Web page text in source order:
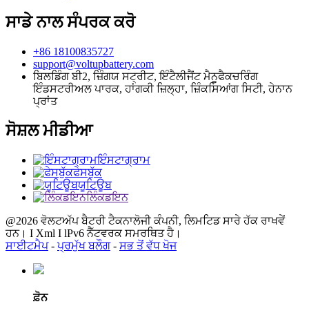
ਸਾਡੇ ਨਾਲ ਸੰਪਰਕ ਕਰੋ
+86 18100835727
support@voltupbattery.com
ਬਿਲਡਿੰਗ ਬੀ2, ਜ਼ਿੰਗਯ ਸਟ੍ਰੀਟ, ਇੰਟੈਲੀਜੈਂਟ ਮੈਨੂਫੈਕਚਰਿੰਗ
ਇੰਡਸਟਰੀਅਲ ਪਾਰਕ, ​​ਹਾਂਗਕੀ ਜ਼ਿਲ੍ਹਾ, ਜ਼ਿੰਕਸਿਆਂਗ ਸਿਟੀ, ਹੇਨਾਨ
ਪ੍ਰਾਂਤ
ਸੋਸ਼ਲ ਮੀਡੀਆ
ਇੰਸਟਾਗ੍ਰਾਮ
ਫੇਸਬੁੱਕ
ਯੂਟਿਊਬ
ਲਿੰਕਡਇਨ
@2026 ਵੋਲਟਅੱਪ ਬੈਟਰੀ ਟੈਕਨਾਲੋਜੀ ਕੰਪਨੀ, ਲਿਮਟਿਡ ਸਾਰੇ ਹੱਕ ਰਾਖਵੇਂ
ਹਨ। I Xml I lPv6 ਨੈੱਟਵਰਕ ਸਮਰਥਿਤ ਹੈ।
ਸਾਈਟਮੈਪ-ਪ੍ਰਮੁੱਖ ਬਲੌਗ- ਸਭ ਤੋਂ ਵੱਧ ਖੋਜ
ਫ਼ੋਨ